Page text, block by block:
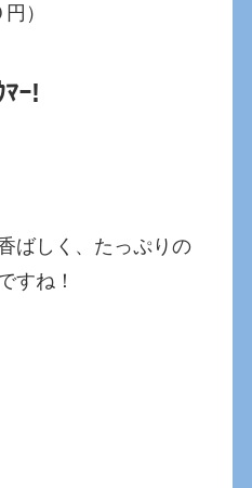
）
ｰ!
ばしく、たっぷりの
すね！